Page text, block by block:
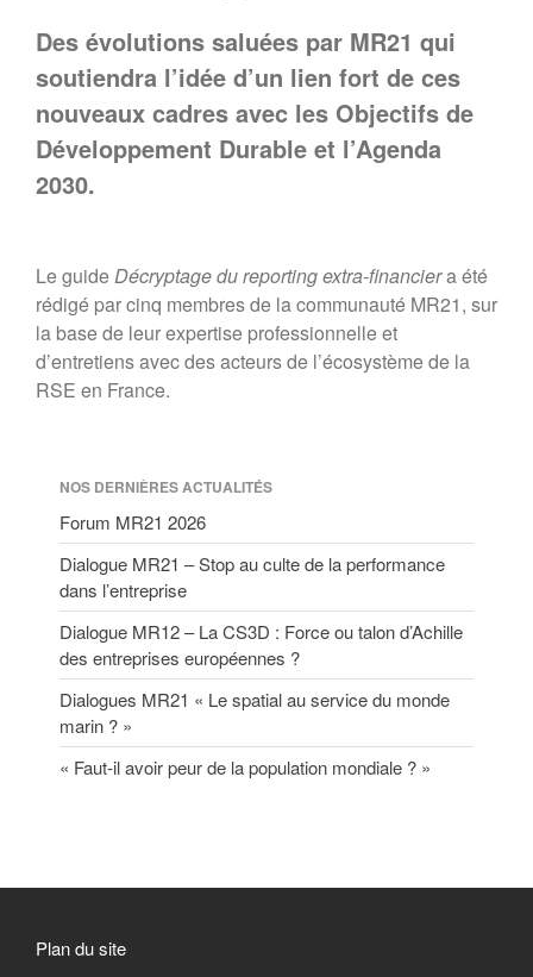
Des évolutions saluées par MR21 qui
soutiendra l’idée d’un lien fort de ces
nouveaux cadres avec les Objectifs de
Développement Durable et l’Agenda
2030.
Le guideDécryptage du reporting extra-financiera été
rédigé par cinq membres de la communauté MR21, sur
la base de leur expertise professionnelle et
d’entretiens avec des acteurs de l’écosystème de la
RSE en France.
NOS DERNIÈRES ACTUALITÉS
Forum MR21 2026
Dialogue MR21 – Stop au culte de la performance
dans l’entreprise
Dialogue MR12 – La CS3D : Force ou talon d’Achille
des entreprises européennes ?
Dialogues MR21 « Le spatial au service du monde
marin ? »
« Faut-il avoir peur de la population mondiale ? »
Plan du site